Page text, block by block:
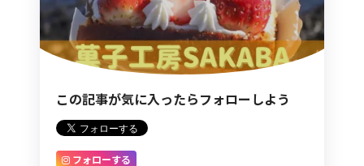
この記事が気に入ったらフォローしよう
フォローする